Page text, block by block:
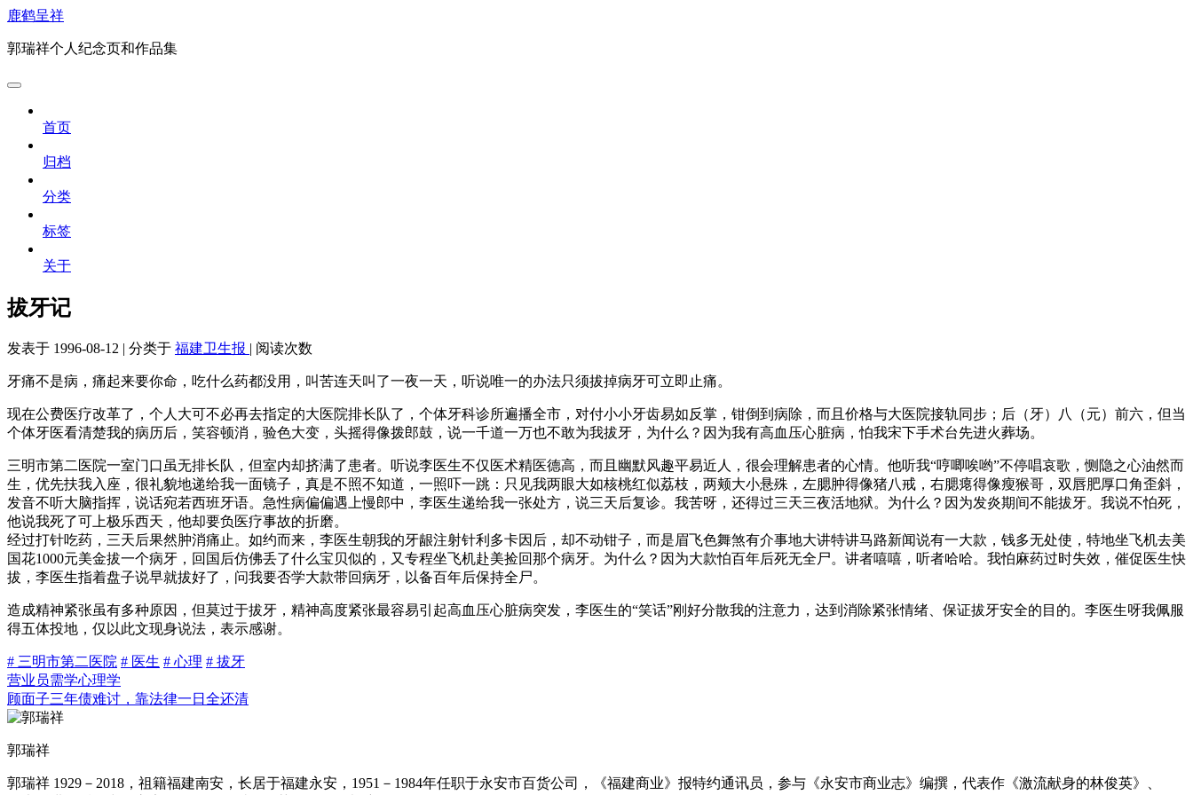
鹿鹤呈祥
郭瑞祥个人纪念页和作品集
首页
归档
分类
标签
关于
拔牙记
发表于 1996-08-12 | 分类于 福建卫生报 | 阅读次数
牙痛不是病，痛起来要你命，吃什么药都没用，叫苦连天叫了一夜一天，听说唯一的办法只须拔掉病牙可立即止痛。
现在公费医疗改革了，个人大可不必再去指定的大医院排长队了，个体牙科诊所遍播全市，对付小小牙齿易如反掌，钳倒到病除，而且价格与大医院接轨同步；后（牙）八（元）前六，但当
个体牙医看清楚我的病历后，笑容顿消，验色大变，头摇得像拨郎鼓，说一千道一万也不敢为我拔牙，为什么？因为我有高血压心脏病，怕我宋下手术台先进火葬场。
三明市第二医院一室门口虽无排长队，但室内却挤满了患者。听说李医生不仅医术精医德高，而且幽默风趣平易近人，很会理解患者的心情。他听我“哼唧唉哟”不停唱哀歌，恻隐之心油然而
生，优先扶我入座，很礼貌地递给我一面镜子，真是不照不知道，一照吓一跳：只见我两眼大如核桃红似荔枝，两颊大小悬殊，左腮肿得像猪八戒，右腮瘪得像瘦猴哥，双唇肥厚口角歪斜，
发音不听大脑指挥，说话宛若西班牙语。急性病偏偏遇上慢郎中，李医生递给我一张处方，说三天后复诊。我苦呀，还得过三天三夜活地狱。为什么？因为发炎期间不能拔牙。我说不怕死，
他说我死了可上极乐西天，他却要负医疗事故的折磨。
经过打针吃药，三天后果然肿消痛止。如约而来，李医生朝我的牙龈注射针利多卡因后，却不动钳子，而是眉飞色舞煞有介事地大讲特讲马路新闻说有一大款，钱多无处使，特地坐飞机去美
国花1000元美金拔一个病牙，回国后仿佛丢了什么宝贝似的，又专程坐飞机赴美捡回那个病牙。为什么？因为大款怕百年后死无全尸。讲者嘻嘻，听者哈哈。我怕麻药过时失效，催促医生快
拔，李医生指着盘子说早就拔好了，问我要否学大款带回病牙，以备百年后保持全尸。
造成精神紧张虽有多种原因，但莫过于拔牙，精神高度紧张最容易引起高血压心脏病突发，李医生的“笑话”刚好分散我的注意力，达到消除紧张情绪、保证拔牙安全的目的。李医生呀我佩服
得五体投地，仅以此文现身说法，表示感谢。
# 三明市第二医院 # 医生 # 心理 # 拔牙
营业员需学心理学
顾面子三年债难讨，靠法律一日全还清
郭瑞祥
郭瑞祥 1929－2018，祖籍福建南安，长居于福建永安，1951－1984年任职于永安市百货公司，《福建商业》报特约通讯员，参与《永安市商业志》编撰，代表作《激流献身的林俊英》、